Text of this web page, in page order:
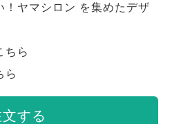
！ヤマシロン を集めたデザ
ちら
ら
する